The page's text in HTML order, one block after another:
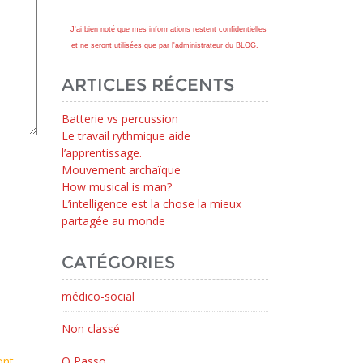
J'ai bien noté que mes informations restent confidentielles
et ne seront utilisées que par l'administrateur du BLOG.
ARTICLES RÉCENTS
Batterie vs percussion
Le travail rythmique aide
l’apprentissage.
Mouvement archaïque
How musical is man?
L’intelligence est la chose la mieux
partagée au monde
CATÉGORIES
médico-social
Non classé